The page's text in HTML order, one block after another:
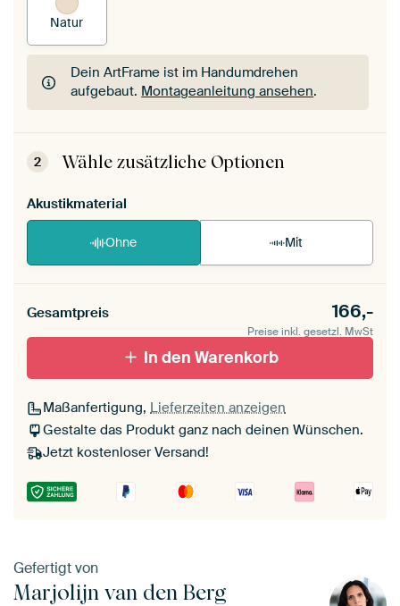
Natur
Dein ArtFrame ist im Handumdrehen
aufgebaut. Montageanleitung ansehen.
Dein ArtFrame ist im Handumdrehen
aufgebaut.Montageanleitung ansehen
2 Wähle zusätzliche Optionen
Akustikmaterial
Ohne Mit
Gesamtpreis 166,-
Preise inkl. gesetzl. MwSt
In den Warenkorb
Maßanfertigung, Lieferzeiten anzeigen
Gestalte das Produkt ganz nach deinen Wünschen.
Jetzt kostenloser Versand!
Gefertigt von
Marjolijn van den Berg